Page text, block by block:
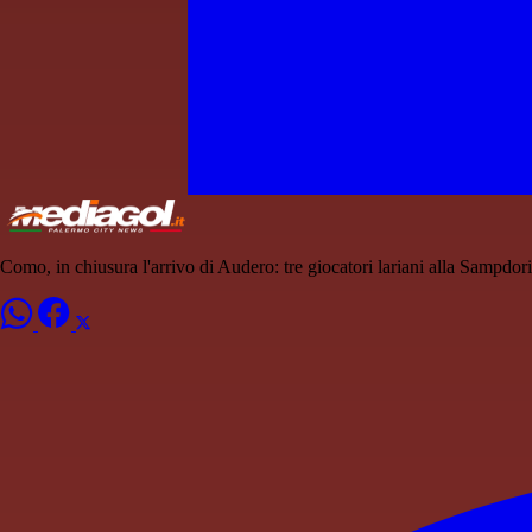
Como, in chiusura l'arrivo di Audero: tre giocatori lariani alla